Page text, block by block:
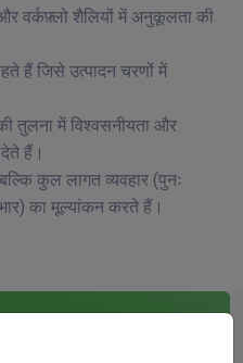
वर्कफ़्लो शैलियों में अनुकूलता की
हैं जिसे उत्पादन चरणों में
तुलना में विश्वसनीयता और
हैं।
कुल लागत व्यवहार (पुनः
का मूल्यांकन करते हैं।